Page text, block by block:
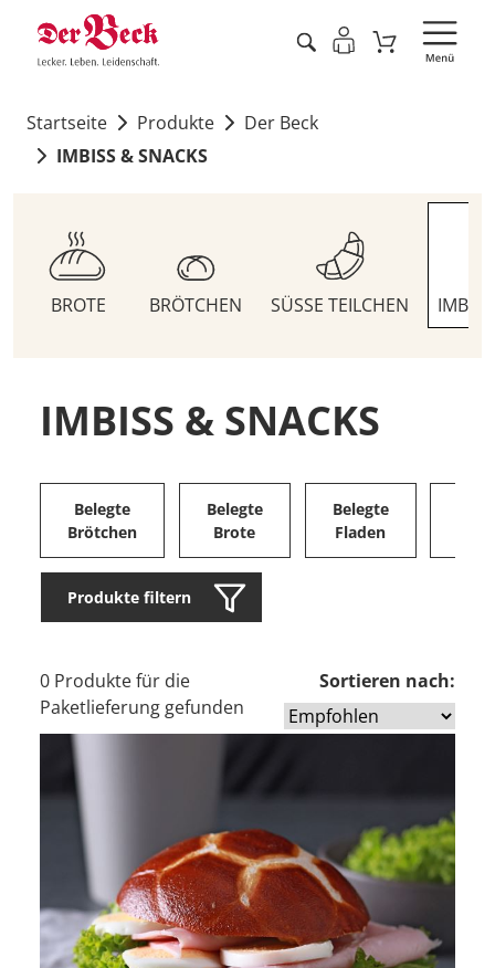
Startseite Produkte
Der Beck
IMBISS & SNACKS
BROTE BRÖTCHEN SÜSSE TEILCHEN
IMBISS & SNACKS
Belegte
Brötchen
Belegte
Brote
Belegte
Fladen
Produkte filtern
0 Produkte für die
Paketlieferung gefunden
Sortieren nach: